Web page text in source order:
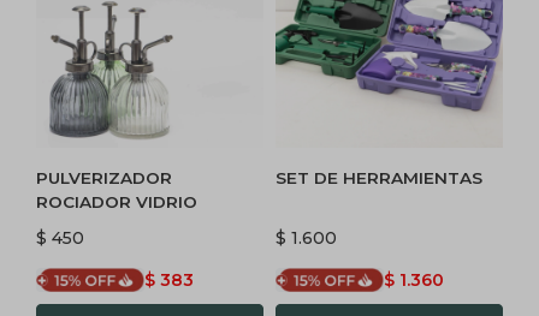
PULVERIZADOR
ROCIADOR VIDRIO
$ 450
$ 383
SET DE HERRAMIENTAS
$ 1.600
$ 1.360